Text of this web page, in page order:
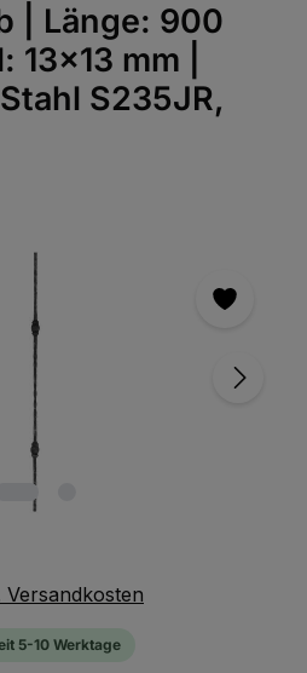
| Länge: 900
mm |
S235JR,
5-10 Werktage